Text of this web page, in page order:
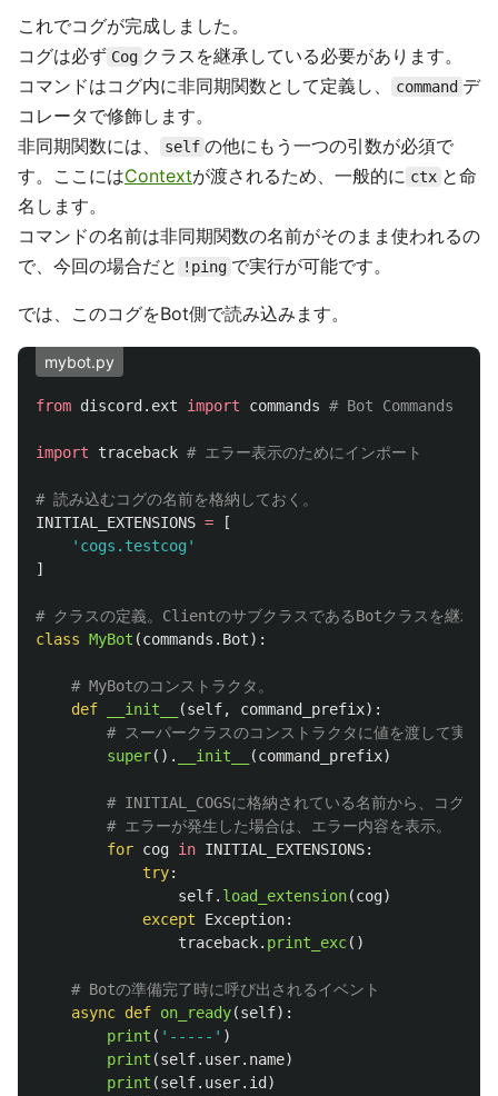
これでコグが完成しました。
コグは必ず Cog クラスを継承している必要があります。
コマンドはコグ内に非同期関数として定義し、
command デ
コレータで修飾します。
非同期関数には、
self の他にもう一つの引数が必須で
す。ここにはContextが渡されるため、一般的に ctx と命
名します。
コマンドの名前は非同期関数の名前がそのまま使われるの
で、今回の場合だと
!ping で実行が可能です。
では、このコグをBot側で読み込みます。
mybot.py
from discord.ext import commands
import traceback
INITIAL_EXTENSIONS =
[
' cogs.testcog '
]
class MyBot (commands . Bot):
def
__init__ (self, command_prefix):
super(). __init__ (command_prefix)
for cog in INITIAL_EXTENSIONS:
try:
self. load_extension(cog)
except
Exception:
traceback. print_exc()
async def on_ready(self):
print ( ' ----- ' )
print (self. user. name)
print (self. user. id )